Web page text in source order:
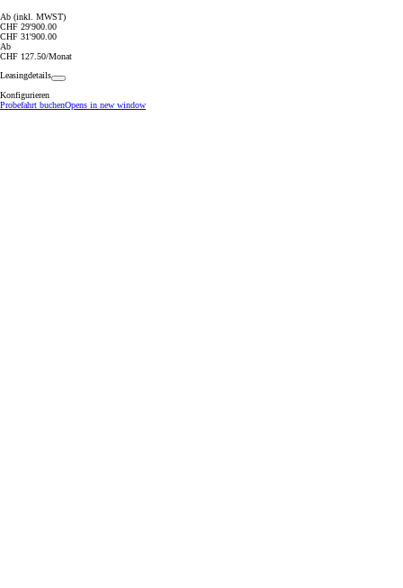
Ab (inkl. MWST)
CHF 29'900.00
CHF 31'900.00
Ab
CHF 127.50/Monat
Leasingdetails
Konfigurieren
Probefahrt buchenOpens in new window